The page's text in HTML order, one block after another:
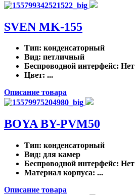
SVEN MK-155
Тип: конденсаторный
Вид: петличный
Беспроводной интерфейс: Нет
Цвет: ...
Описание товара
BOYA BY-PVM50
Тип: конденсаторный
Вид: для камер
Беспроводной интерфейс: Нет
Материал корпуса: ...
Описание товара